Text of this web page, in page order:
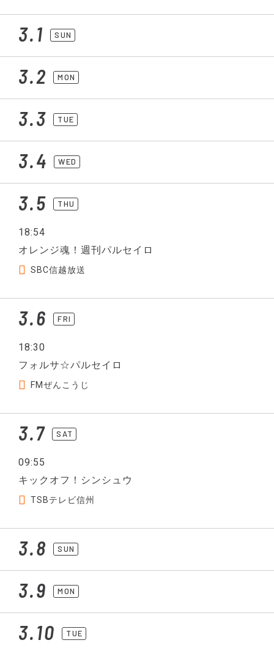
3.1 SUN
3.2 MON
3.3 TUE
3.4 WED
3.5 THU
18:54
オレンジ魂！週刊パルセイロ
SBC信越放送
3.6 FRI
18:30
フォルサ☆パルセイロ
FMぜんこうじ
3.7 SAT
09:55
キックオフ！シンシュウ
TSBテレビ信州
3.8 SUN
3.9 MON
3.10 TUE